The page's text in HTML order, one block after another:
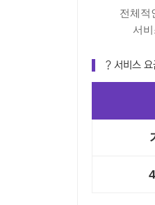
전체적
서
? 서비스